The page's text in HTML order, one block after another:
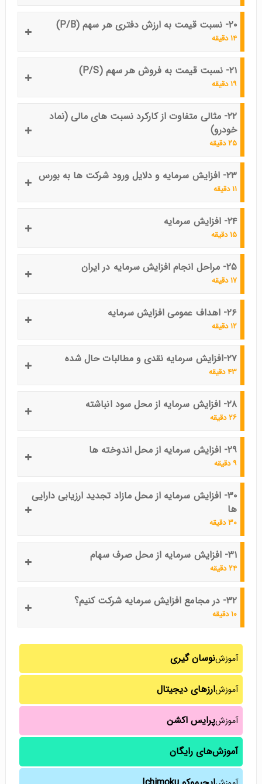
۲۰- نسبت قیمت به ارزش دفتری هر سهم (P/B)
۱۴ دقیقه
۲۱- نسبت قیمت به فروش هر سهم (P/S)
۱۹ دقیقه
۲۲- مثالی متفاوت از کارکرد نسبت های مالی (نماد
خودرو)
۲۵ دقیقه
۲۳- افزایش سرمایه و دلایل ورود شرکت ها به بورس
۱۱ دقیقه
۲۴- افزایش سرمایه
۱۵ دقیقه
۲۵- مراحل انجام افزایش سرمایه در ایران
۱۷ دقیقه
۲۶- اهداف عمومی افزایش سرمایه
۱۲ دقیقه
۲۷-افزایش سرمایه نقدی و مطالبات حال شده
۴۳ دقیقه
۲۸- افزایش سرمایه از محل سود انباشته
۲۶ دقیقه
۲۹- افزایش سرمایه از محل اندوخته ها
۹ دقیقه
۳۰- افزایش سرمایه از محل مازاد تجدید ارزیابی دارایی
ها
۳۰ دقیقه
۳۱- افزایش سرمایه از محل صرف سهام
۲۴ دقیقه
۳۲- در مجامع افزایش سرمایه شرکت کنیم؟
۱۰ دقیقه
آموزشنوسان گیری
آموزشارزهای دیجیتال
آموزشپرایس اکشن
آموزش‌های رایگان